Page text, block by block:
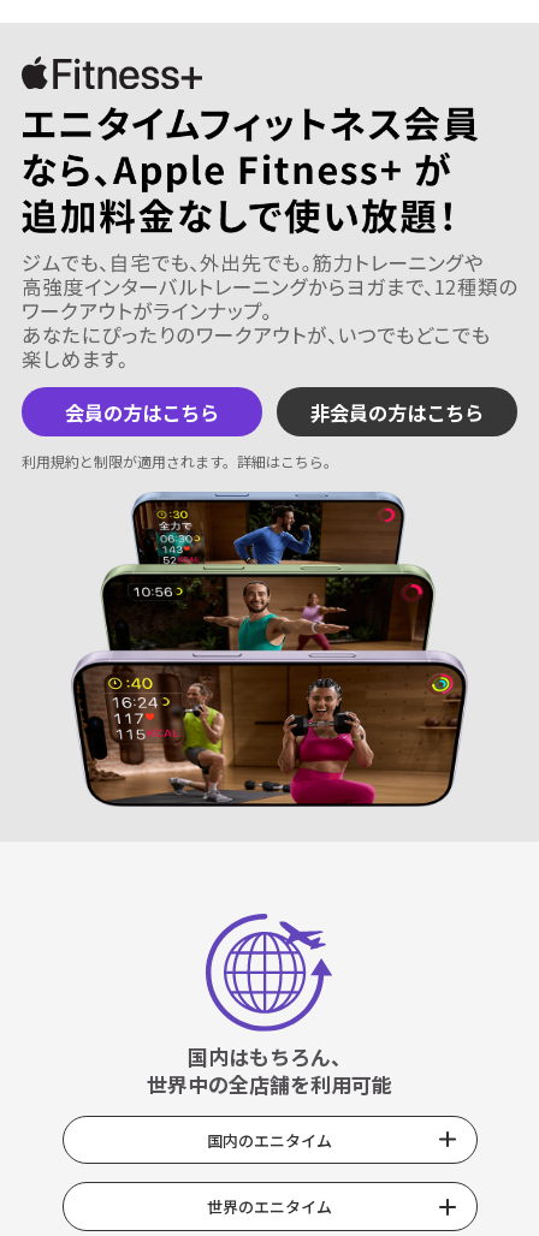
会員の方はこちら 非会員の方はこちら
利用規約と制限が適用されます。 詳細はこちら。
国内はもちろん、
世界中の全店舗を利用可能
国内のエニタイム
世界のエニタイム